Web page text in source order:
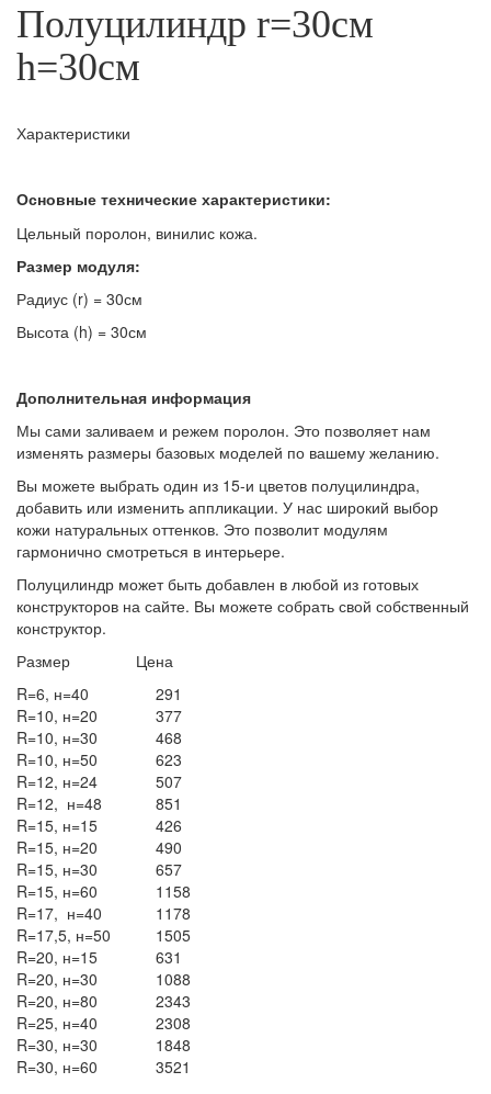
Полуцилиндр r=30см
h=30см
Характеристики
Основные технические характеристики:
Цельный поролон, винилис кожа.
Размер модуля:
Радиус (r) = 30см
Высота (h) = 30см
Дополнительная информация
Мы сами заливаем и режем поролон. Это позволяет нам
изменять размеры базовых моделей по вашему желанию.
Вы можете выбрать один из 15-и цветов полуцилиндра,
добавить или изменить аппликации. У нас широкий выбор
кожи натуральных оттенков. Это позволит модулям
гармонично смотреться в интерьере.
Полуцилиндр может быть добавлен в любой из готовых
конструкторов на сайте. Вы можете собрать свой собственный
конструктор.
Размер Цена
R=6, н=40
291
R=10, н=20
377
R=10, н=30
468
R=10, н=50
623
R=12, н=24
507
R=12, н=48
851
R=15, н=15
426
R=15, н=20
490
R=15, н=30
657
R=15, н=60
1158
R=17, н=40
1178
R=17,5, н=50
1505
R=20, н=15
631
R=20, н=30
1088
R=20, н=80
2343
R=25, н=40
2308
R=30, н=30
1848
R=30, н=60
3521